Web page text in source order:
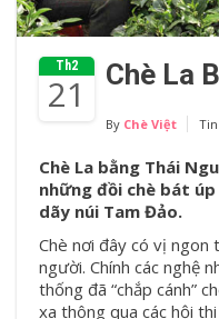
Th2
21 Chè La
By Chè Việt
Chè La bằng Thái
những đồi chè bát
dãy núi Tam Đảo.
Chè nơi đây có vị ngon
người. Chính các nghệ
thống đã “chắp cánh”
xa thông qua các hội